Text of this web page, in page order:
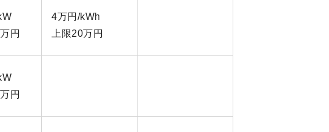
円
4万円/kWh
上限20万円
円